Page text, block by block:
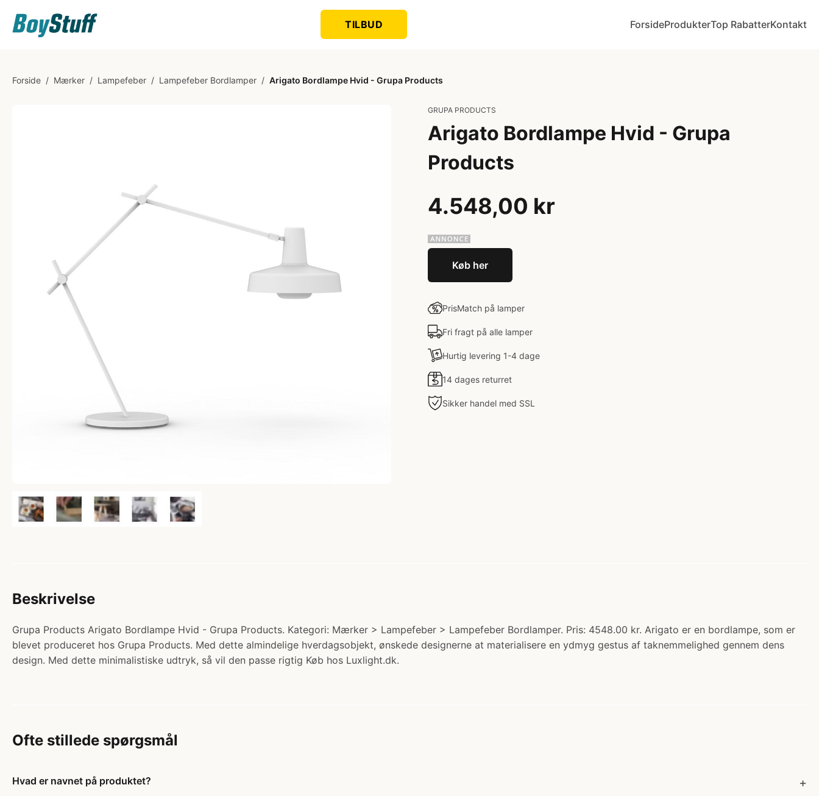
TILBUD ForsideProdukterTop RabatterKontakt
Forside / Mærker / Lampefeber / Lampefeber Bordlamper / Arigato Bordlampe Hvid - Grupa Products
GRUPA PRODUCTS
Arigato Bordlampe Hvid - Grupa
Products
4.548,00 kr
Køb her
PrisMatch på lamper
Fri fragt på alle lamper
Hurtig levering 1-4 dage
14 dages returret
Sikker handel med SSL
Beskrivelse
Grupa Products Arigato Bordlampe Hvid - Grupa Products. Kategori: Mærker > Lampefeber > Lampefeber Bordlamper. Pris: 4548.00 kr. Arigato er en bordlampe, som er
blevet produceret hos Grupa Products. Med dette almindelige hverdagsobjekt, ønskede designerne at materialisere en ydmyg gestus af taknemmelighed gennem dens
design. Med dette minimalistiske udtryk, så vil den passe rigtig Køb hos Luxlight.dk.
Ofte stillede spørgsmål
Hvad er navnet på produktet?